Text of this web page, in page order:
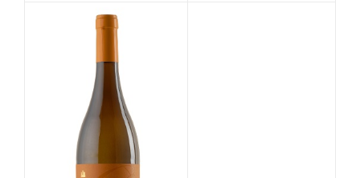
Disfrutar de la Semana Santa en Rueda